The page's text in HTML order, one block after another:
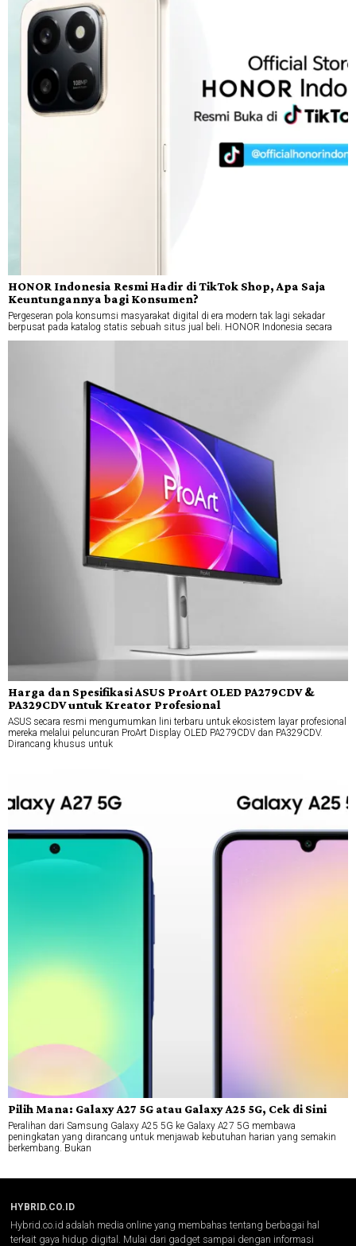
HONOR Indonesia Resmi Hadir di TikTok Shop, Apa Saja
Keuntungannya bagi Konsumen?
Pergeseran pola konsumsi masyarakat digital di era modern tak lagi sekadar
berpusat pada katalog statis sebuah situs jual beli. HONOR Indonesia secara
Harga dan Spesifikasi ASUS ProArt OLED PA279CDV &
PA329CDV untuk Kreator Profesional
ASUS secara resmi mengumumkan lini terbaru untuk ekosistem layar profesional
mereka melalui peluncuran ProArt Display OLED PA279CDV dan PA329CDV.
Dirancang khusus untuk
Pilih Mana: Galaxy A27 5G atau Galaxy A25 5G, Cek di Sini
Peralihan dari Samsung Galaxy A25 5G ke Galaxy A27 5G membawa
peningkatan yang dirancang untuk menjawab kebutuhan harian yang semakin
berkembang. Bukan
HYBRID.CO.ID
Hybrid.co.id adalah media online yang membahas tentang berbagai hal
terkait gaya hidup digital. Mulai dari gadget sampai dengan informasi